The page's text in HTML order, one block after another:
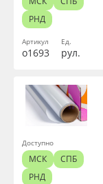
Артикул
о1693
Ед.
рул.
РНД
Доступно
МСК
СПБ
РНД